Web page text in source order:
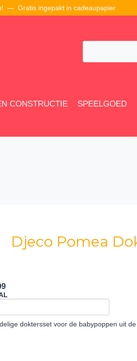
— Gratis ingepakt in cadeaupapier
CONSTRUCTIE SPEELGOED
Djeco Pomea
doktersset voor de babypoppen uit